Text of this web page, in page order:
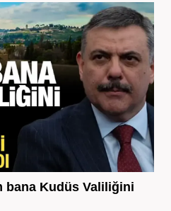
bana Kudüs Valiliğini